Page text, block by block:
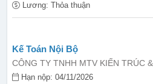
Lương: Thỏa thuận
Kế Toán Nội Bộ
CÔNG TY TNHH MTV KIẾN TRÚC
Hạn nộp: 04/11/2026